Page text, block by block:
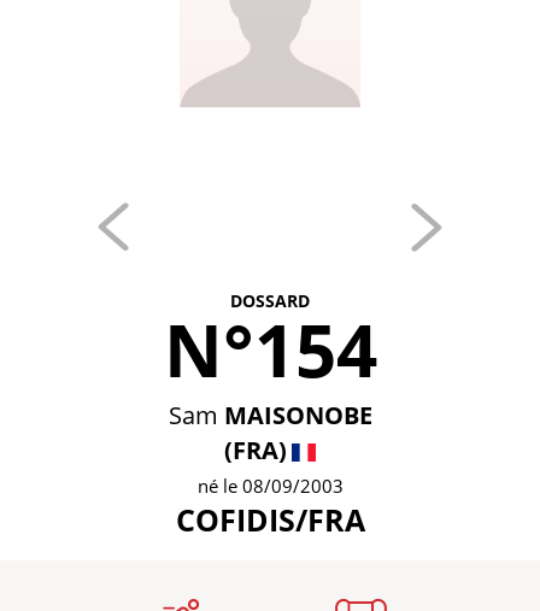
DOSSARD
N°154
Sam MAISONOBE
(FRA)
né le 08/09/2003
COFIDIS/FRA